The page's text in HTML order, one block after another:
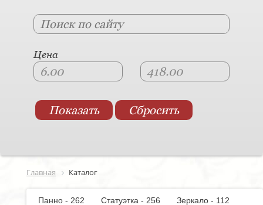
Цена
Главная Каталог
Панно - 262 Статуэтка - 256
Зеркало - 112